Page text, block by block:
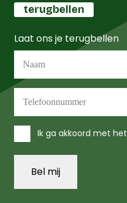
terugbellen
Laat ons je terugbellen
Instemming
Ik ga akkoord met het